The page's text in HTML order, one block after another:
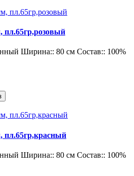
пл.65гр,розовый
Ширина:: 80 см Состав:: 100%
пл.65гр,красный
Ширина:: 80 см Состав:: 100%